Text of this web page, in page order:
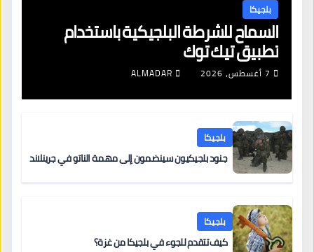
بلجيكا
السماح للشرطة البلجيكية باستخدام
تطبيق تيك توك
7 أغسطس، 2026 ALMADAR
بلجيكا
جنود بلجيكيون سينضمون إلى مهمة الناتو في جرينلاند
بلجيكا
كيف تتقدم للجوء في بلجيكا من غزة؟